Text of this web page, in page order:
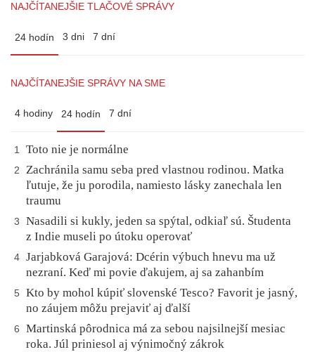
NAJČÍTANEJŠIE TLAČOVÉ SPRÁVY
24 hodín 3 dni 7 dní
NAJČÍTANEJŠIE SPRÁVY NA SME
4 hodiny 24 hodín 7 dní
1 Toto nie je normálne
2
Zachránila samu seba pred vlastnou rodinou. Matka
ľutuje, že ju porodila, namiesto lásky zanechala len
traumu
3
Nasadili si kukly, jeden sa spýtal, odkiaľ sú. Študenta
z Indie museli po útoku operovať
4 Jarjabková Garajová: Dcérin výbuch hnevu ma už
nezraní. Keď mi povie ďakujem, aj sa zahanbím
5
Kto by mohol kúpiť slovenské Tesco? Favorit je jasný,
no záujem môžu prejaviť aj ďalší
6
Martinská pôrodnica má za sebou najsilnejší mesiac
roka. Júl priniesol aj výnimočný zákrok